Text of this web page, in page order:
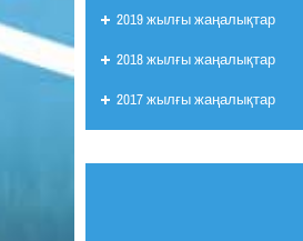
2019 жылғы жаңалықтар
2018 жылғы жаңалықтар
2017 жылғы жаңалықтар